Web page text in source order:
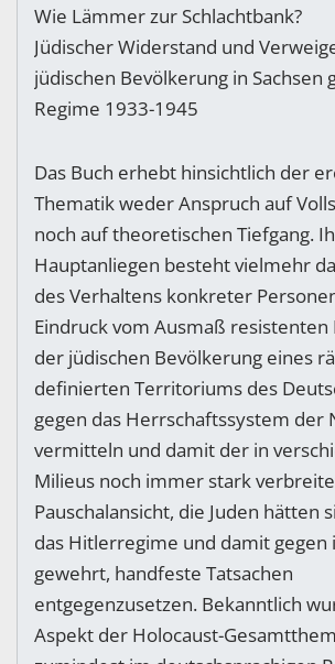
Wie Lämmer zur Schlachtbank?
Jüdischer Widerstand und
jüdischen Bevölkerung in Sachsen
Regime 1933-1945
Das Buch erhebt hinsichtlich der
Thematik weder Anspruch auf
noch auf theoretischen Tiefgang.
Hauptanliegen besteht vielmehr
des Verhaltens konkreter
Eindruck vom Ausmaß resistenten
der jüdischen Bevölkerung eines
definierten Territoriums des
gegen das Herrschaftssystem der
vermitteln und damit der in
Milieus noch immer stark
Pauschalansicht, die Juden hätten
das Hitlerregime und damit gegen
gewehrt, handfeste Tatsachen
entgegenzusetzen. Bekanntlich
Aspekt der Holocaust-